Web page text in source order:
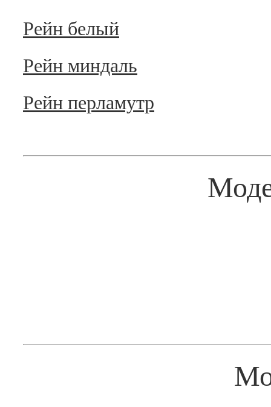
Рейн белый
Рейн миндаль
Рейн перламутр